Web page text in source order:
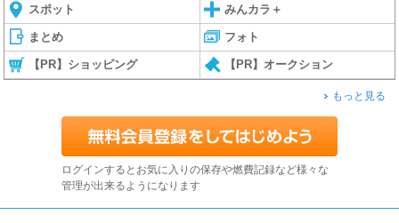
スポット みんカラ＋
まとめ フォト
【PR】ショッピング 【PR】オークション
もっと見る
ログインするとお気に入りの保存や燃費記録など様々な
管理が出来るようになります